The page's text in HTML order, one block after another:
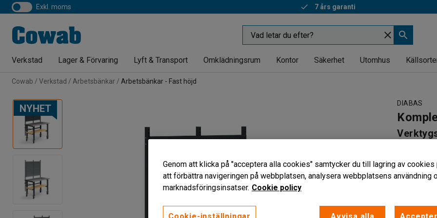
exkl. moms 7 års garanti
Verkstad Lager & Förvaring Lyft & Transport Omklädningsrum Kontor Säkerhet Utomhus
Cowab Verkstad Arbetsbänkar Arbetsbänkar - Fast höjd
NYHET DIABAS
Flexibla
Lätt att
Genom att klicka på "acceptera alla cookies" samtycker du till lagring av
att förbättra navigeringen på webbplatsen, analysera webbplatsens användning
marknadsföringsinsatser. Cookie policy